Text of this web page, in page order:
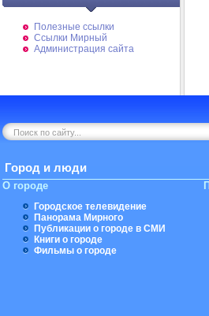
Полезные ссылки
Ссылки Мирный
Администрация сайта
Город и люди
О городе
Городское телевидение
Панорама Мирного
Публикации о городе в СМИ
Книги о городе
Фильмы о городе